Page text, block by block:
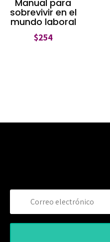
Manual para
sobrevivir en el
mundo laboral
$254